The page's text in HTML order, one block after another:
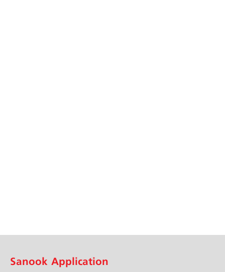
Sanook Application